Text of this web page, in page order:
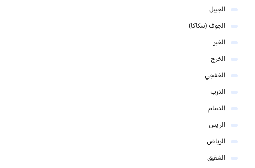
الجبيل
الجوف (سكاكا)
الخبر
الخرج
الخفجي
الدرب
الدمام
الرايس
الرياض
الشقيق